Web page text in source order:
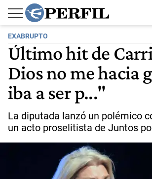
EXABRUPTO
Último hit de
Dios no me hacia
iba a ser p..."
La diputada lanzó un polémico
un acto proselitista de Juntos